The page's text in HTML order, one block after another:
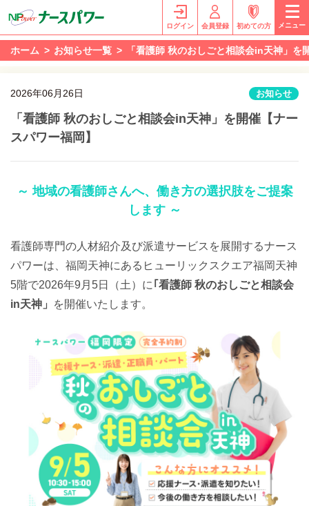
ログイン 会員登録 初めての方 メニュー
ホーム お知らせ一覧 「看護師 秋のおしごと相談会in天神」を
2026年06月26日 お知らせ
「看護師 秋のおしごと相談会in天神」を開催【ナー
スパワー福岡】
～ 地域の看護師さんへ、働き方の選択肢をご提案
します ～
看護師専門の人材紹介及び派遣サービスを展開するナース
パワーは、福岡天神にあるヒューリックスクエア福岡天神
5階で2026年9月5日（土）に ｢看護師 秋のおしごと相談会
in天神」
を開催いたします。